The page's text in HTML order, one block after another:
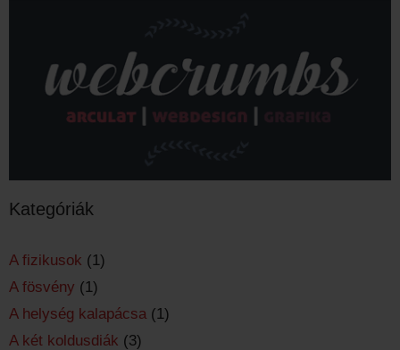
Kategóriák
A fizikusok (1)
A fösvény (1)
A helység kalapácsa (1)
A két koldusdiák (3)